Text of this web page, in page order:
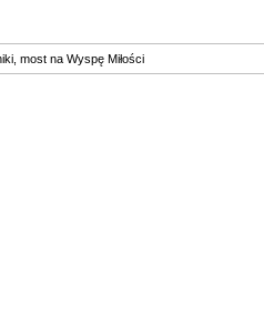
most na Wyspę Miłości